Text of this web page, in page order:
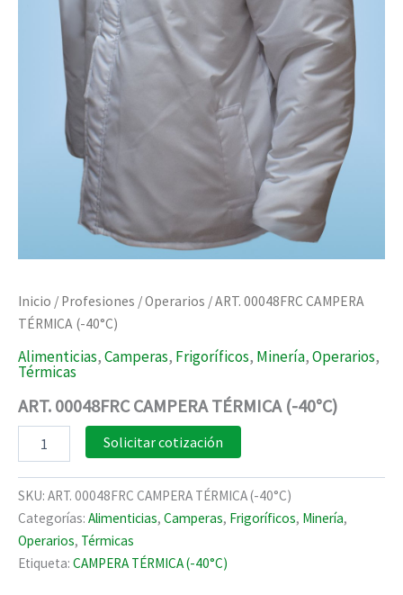
Inicio / Profesiones /Operarios / ART. 00048FRC CAMPERA
TÉRMICA (-40°C)
Alimenticias,Camperas, Frigoríficos, Minería,Operarios,
Térmicas
ART. 00048FRC CAMPERA TÉRMICA (-40°C)
00048FRC
TÉRMICA
(-40°C)
cantidad
Solicitar cotización
SKU: ART. 00048FRC CAMPERA TÉRMICA (-40°C)
Categorías: Alimenticias, Camperas, Frigoríficos, Minería,
Operarios, Térmicas
Etiqueta: CAMPERA TÉRMICA (-40°C)